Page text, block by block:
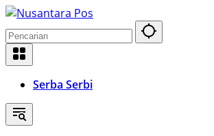
Langsung
ke
konten
Serba Serbi